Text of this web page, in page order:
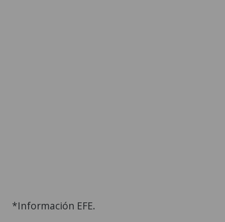
*Información EFE.